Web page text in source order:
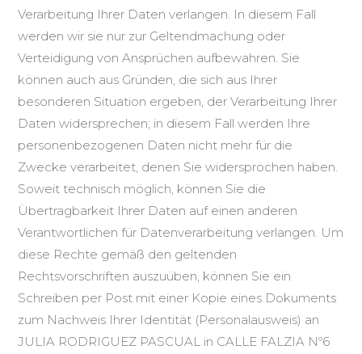
Verarbeitung Ihrer Daten verlangen. In diesem Fall
werden wir sie nur zur Geltendmachung oder
Verteidigung von Ansprüchen aufbewahren. Sie
können auch aus Gründen, die sich aus Ihrer
besonderen Situation ergeben, der Verarbeitung Ihrer
Daten widersprechen; in diesem Fall werden Ihre
personenbezogenen Daten nicht mehr für die
Zwecke verarbeitet, denen Sie widersprochen haben.
Soweit technisch möglich, können Sie die
Übertragbarkeit Ihrer Daten auf einen anderen
Verantwortlichen für Datenverarbeitung verlangen. Um
diese Rechte gemäß den geltenden
Rechtsvorschriften auszuüben, können Sie ein
Schreiben per Post mit einer Kopie eines Dokuments
zum Nachweis Ihrer Identität (Personalausweis) an
JULIA RODRIGUEZ PASCUAL in CALLE FALZIA Nº6